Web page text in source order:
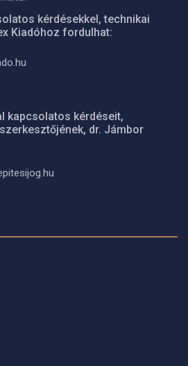
kérdésekkel, technikai
Kiadóhoz fordulhat:
kapcsolatos kérdéseit,
dr. Jámbor